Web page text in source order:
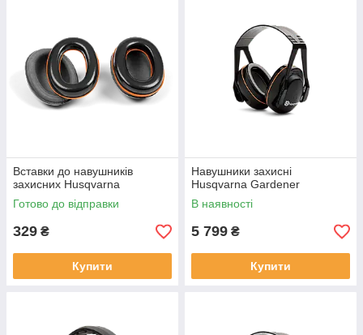
Вставки до навушників
захисних Husqvarna
Готово до відправки
329 ₴
Купити
Навушники захисні
Husqvarna Gardener
В наявності
5 799 ₴
Купити